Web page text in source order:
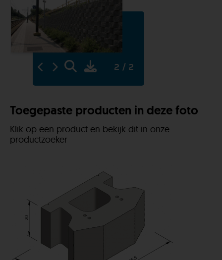
Toegepaste producten in deze foto
Klik op een product en bekijk dit in onze
productzoeker
2 / 2